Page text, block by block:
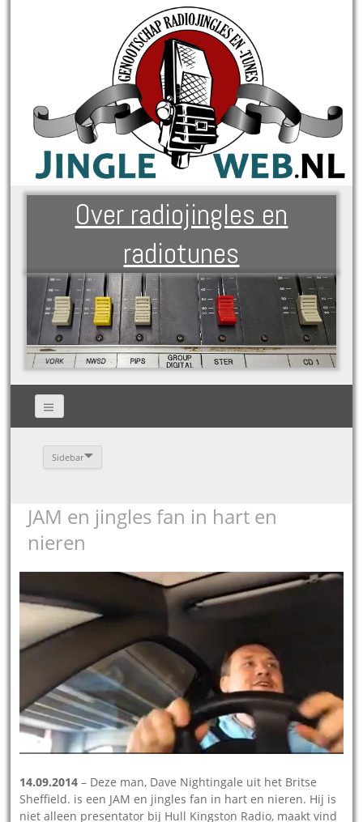
Over radiojingles en
radiotunes
Sidebar
JAM en jingles fan in hart en
nieren
14.09.2014 – Deze man, Dave Nightingale uit het Britse
Sheffield. is een JAM en jingles fan in hart en nieren. Hij is
niet alleen presentator bij Hull Kingston Radio, maakt vind